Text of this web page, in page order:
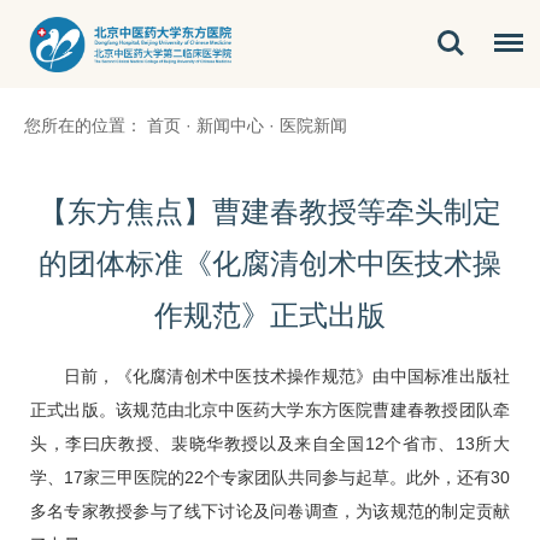
您所在的位置： 首页 · 新闻中心 · 医院新闻
【东方焦点】曹建春教授等牵头制定
的团体标准《化腐清创术中医技术操
作规范》正式出版
日前，《化腐清创术中医技术操作规范》由中国标准出版社
正式出版。该规范由北京中医药大学东方医院曹建春教授团队牵
头，李曰庆教授、裴晓华教授以及来自全国12个省市、13所大
学、17家三甲医院的22个专家团队共同参与起草。此外，还有30
多名专家教授参与了线下讨论及问卷调查，为该规范的制定贡献